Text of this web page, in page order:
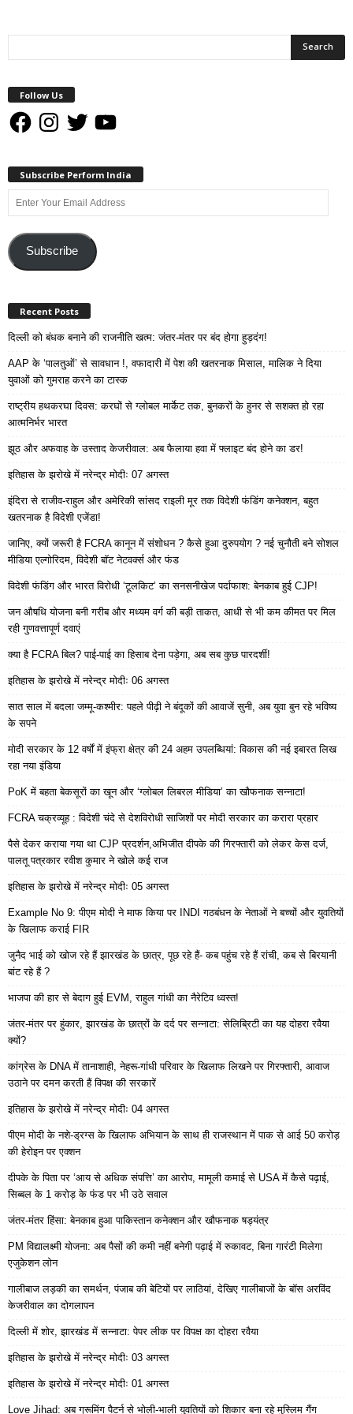
Follow Us
FacebookInstagram
Twitter YouTube
Subscribe Perform India
Enter
Your
AddressSubscribe
Recent Posts
दिल्ली को बंधक बनाने की राजनीति खत्म: जंतर-मंतर पर बंद होगा हुड़दंग!
AAP के ‘पालतुओं’ से सावधान !, वफादारी में पेश की खतरनाक मिसाल, मालिक ने दिया
युवाओं को गुमराह करने का टास्क
राष्ट्रीय हथकरघा दिवस: करघों से ग्लोबल मार्केट तक, बुनकरों के हुनर से सशक्त हो रहा
आत्मनिर्भर भारत
झूठ और अफवाह के उस्ताद केजरीवाल: अब फैलाया हवा में फ्लाइट बंद होने का डर!
इतिहास के झरोखे में नरेन्द्र मोदीः 07 अगस्त
इंदिरा से राजीव-राहुल और अमेरिकी सांसद राइली मूर तक विदेशी फंडिंग कनेक्शन, बहुत
खतरनाक है विदेशी एजेंडा!
जानिए, क्यों जरूरी है FCRA कानून में संशोधन ? कैसे हुआ दुरुपयोग ? नई चुनौती बने सोशल
मीडिया एल्गोरिदम, विदेशी बॉट नेटवर्क्स और फंड
विदेशी फंडिंग और भारत विरोधी ‘टूलकिट’ का सनसनीखेज पर्दाफाश: बेनकाब हुई CJP!
जन औषधि योजना बनी गरीब और मध्यम वर्ग की बड़ी ताकत, आधी से भी कम कीमत पर मिल
रही गुणवत्तापूर्ण दवाएं
क्या है FCRA बिल? पाई-पाई का हिसाब देना पड़ेगा, अब सब कुछ पारदर्शी!
इतिहास के झरोखे में नरेन्द्र मोदीः 06 अगस्त
सात साल में बदला जम्मू-कश्मीर: पहले पीढ़ी ने बंदूकों की आवाजें सुनी, अब युवा बुन रहे भविष्य
के सपने
मोदी सरकार के 12 वर्षों में इंफ्रा क्षेत्र की 24 अहम उपलब्धियां: विकास की नई इबारत लिख
रहा नया इंडिया
PoK में बहता बेकसूरों का खून और ‘ग्लोबल लिबरल मीडिया’ का खौफनाक सन्नाटा!
FCRA चक्रव्यूह : विदेशी चंदे से देशविरोधी साजिशों पर मोदी सरकार का करारा प्रहार
पैसे देकर कराया गया था CJP प्रदर्शन,अभिजीत दीपके की गिरफ्तारी को लेकर केस दर्ज,
पालतू पत्रकार रवीश कुमार ने खोले कई राज
इतिहास के झरोखे में नरेन्द्र मोदीः 05 अगस्त
Example No 9: पीएम मोदी ने माफ किया पर INDI गठबंधन के नेताओं ने बच्चों और युवतियों
के खिलाफ कराई FIR
जुनैद भाई को खोज रहे हैं झारखंड के छात्र, पूछ रहे हैं- कब पहुंच रहे हैं रांची, कब से बिरयानी
बांट रहे हैं ?
भाजपा की हार से बेदाग हुई EVM, राहुल गांधी का नैरेटिव ध्वस्त!
जंतर-मंतर पर हुंकार, झारखंड के छात्रों के दर्द पर सन्नाटा: सेलिब्रिटी का यह दोहरा रवैया
क्यों?
कांग्रेस के DNA में तानाशाही, नेहरू-गांधी परिवार के खिलाफ लिखने पर गिरफ्तारी, आवाज
उठाने पर दमन करती हैं विपक्ष की सरकारें
इतिहास के झरोखे में नरेन्द्र मोदीः 04 अगस्त
पीएम मोदी के नशे-ड्रग्स के खिलाफ अभियान के साथ ही राजस्थान में पाक से आई 50 करोड़
की हेरोइन पर एक्शन
दीपके के पिता पर ‘आय से अधिक संपत्ति’ का आरोप, मामूली कमाई से USA में कैसे पढ़ाई,
सिब्बल के 1 करोड़ के फंड पर भी उठे सवाल
जंतर-मंतर हिंसा: बेनकाब हुआ पाकिस्तान कनेक्शन और खौफनाक षड्यंत्र
PM विद्यालक्ष्मी योजना: अब पैसों की कमी नहीं बनेगी पढ़ाई में रुकावट, बिना गारंटी मिलेगा
एजुकेशन लोन
गालीबाज लड़की का समर्थन, पंजाब की बेटियों पर लाठियां, देखिए गालीबाजों के बॉस अरविंद
केजरीवाल का दोगलापन
दिल्ली में शोर, झारखंड में सन्नाटा: पेपर लीक पर विपक्ष का दोहरा रवैया
इतिहास के झरोखे में नरेन्द्र मोदीः 03 अगस्त
इतिहास के झरोखे में नरेन्द्र मोदीः 01 अगस्त
Love Jihad: अब ग्रूमिंग पैटर्न से भोली-भाली युवतियों को शिकार बना रहे मुस्लिम गैंग